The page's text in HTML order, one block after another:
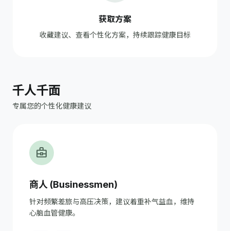
获取方案
收藏建议、查看个性化方案，持续跟踪健康目标
千人千面
专属您的个性化健康建议
business_center
商人 (Businessmen)
针对频繁差旅与高压决策，建议着重补气益血，维持
心脑血管健康。